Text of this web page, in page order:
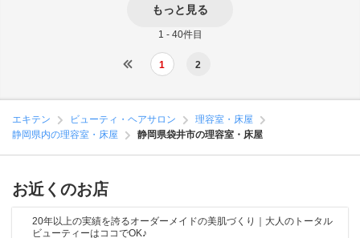
もっと見る
1 - 40件目
1 2
エキテン ビューティ・ヘアサロン
理容室・床屋
静岡県内の理容室・床屋
静岡県袋井市の理容室・床屋
お近くのお店
20年以上の実績を誇るオーダーメイドの美肌づくり｜大人のトータル
ビューティーはココでOK♪